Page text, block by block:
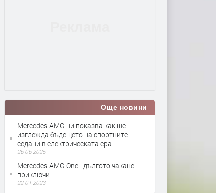
Още новини
Mercedes-AMG ни показва как ще
изглежда бъдещето на спортните
седани в електрическата ера
26.06.2025
Mercedes-AMG One - дългото чакане
приключи
22.01.2023